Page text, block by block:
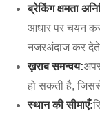
ब्रेकिंग क्षमता
आधार पर चयन
नजरअंदाज कर
ख़राब समन्वय:
हो सकती है,
स्थान की सीमाएँ: